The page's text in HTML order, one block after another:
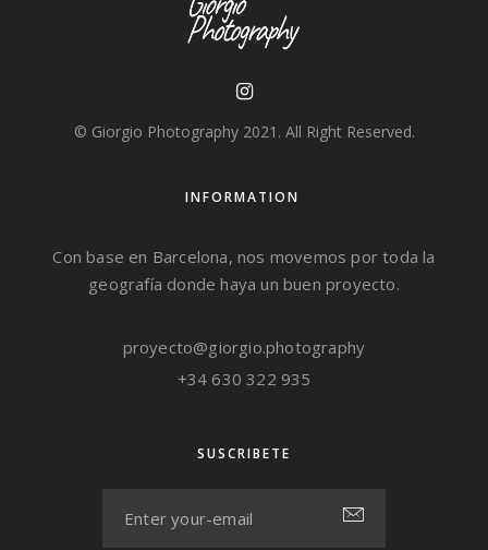
© Giorgio Photography 2021. All Right Reserved.
INFORMATION
Con base en Barcelona, nos movemos por toda la
geografía donde haya un buen proyecto.
proyecto@giorgio.photography
+34 630 322 935
SUSCRIBETE